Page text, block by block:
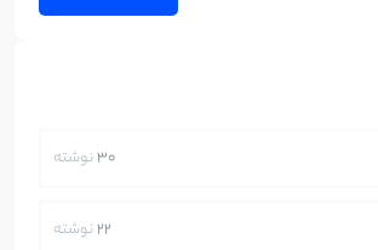
30نوشته
22نوشته